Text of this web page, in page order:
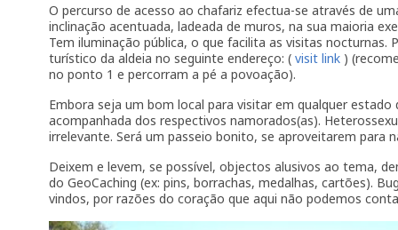
O percurso de acesso ao chafariz efectua-se através de
inclinação acentuada, ladeada de muros, na sua maioria
Tem iluminação pública, o que facilita as visitas nocturnas.
turístico da aldeia no seguinte endereço: ( visit link )
no ponto 1 e percorram a pé a povoação).
Embora seja um bom local para visitar em qualquer
acompanhada dos respectivos namorados(as).
irrelevante. Será um passeio bonito, se aproveitarem para
Deixem e levem, se possível, objectos alusivos ao tema,
do GeoCaching (ex: pins, borrachas, medalhas, cartões).
vindos, por razões do coração que aqui não podemos